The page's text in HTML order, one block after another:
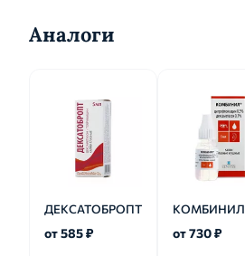
Аналоги
ДЕКСАТОБРОПТ
от 585 ₽
КОМБИНИЛ
от 730 ₽